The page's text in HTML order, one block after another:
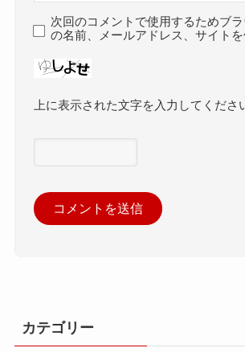
次回のコメントで使用するためブ
の名前、メールアドレス、サイトを
上に表示された文字を入力してくださ
カテゴリー